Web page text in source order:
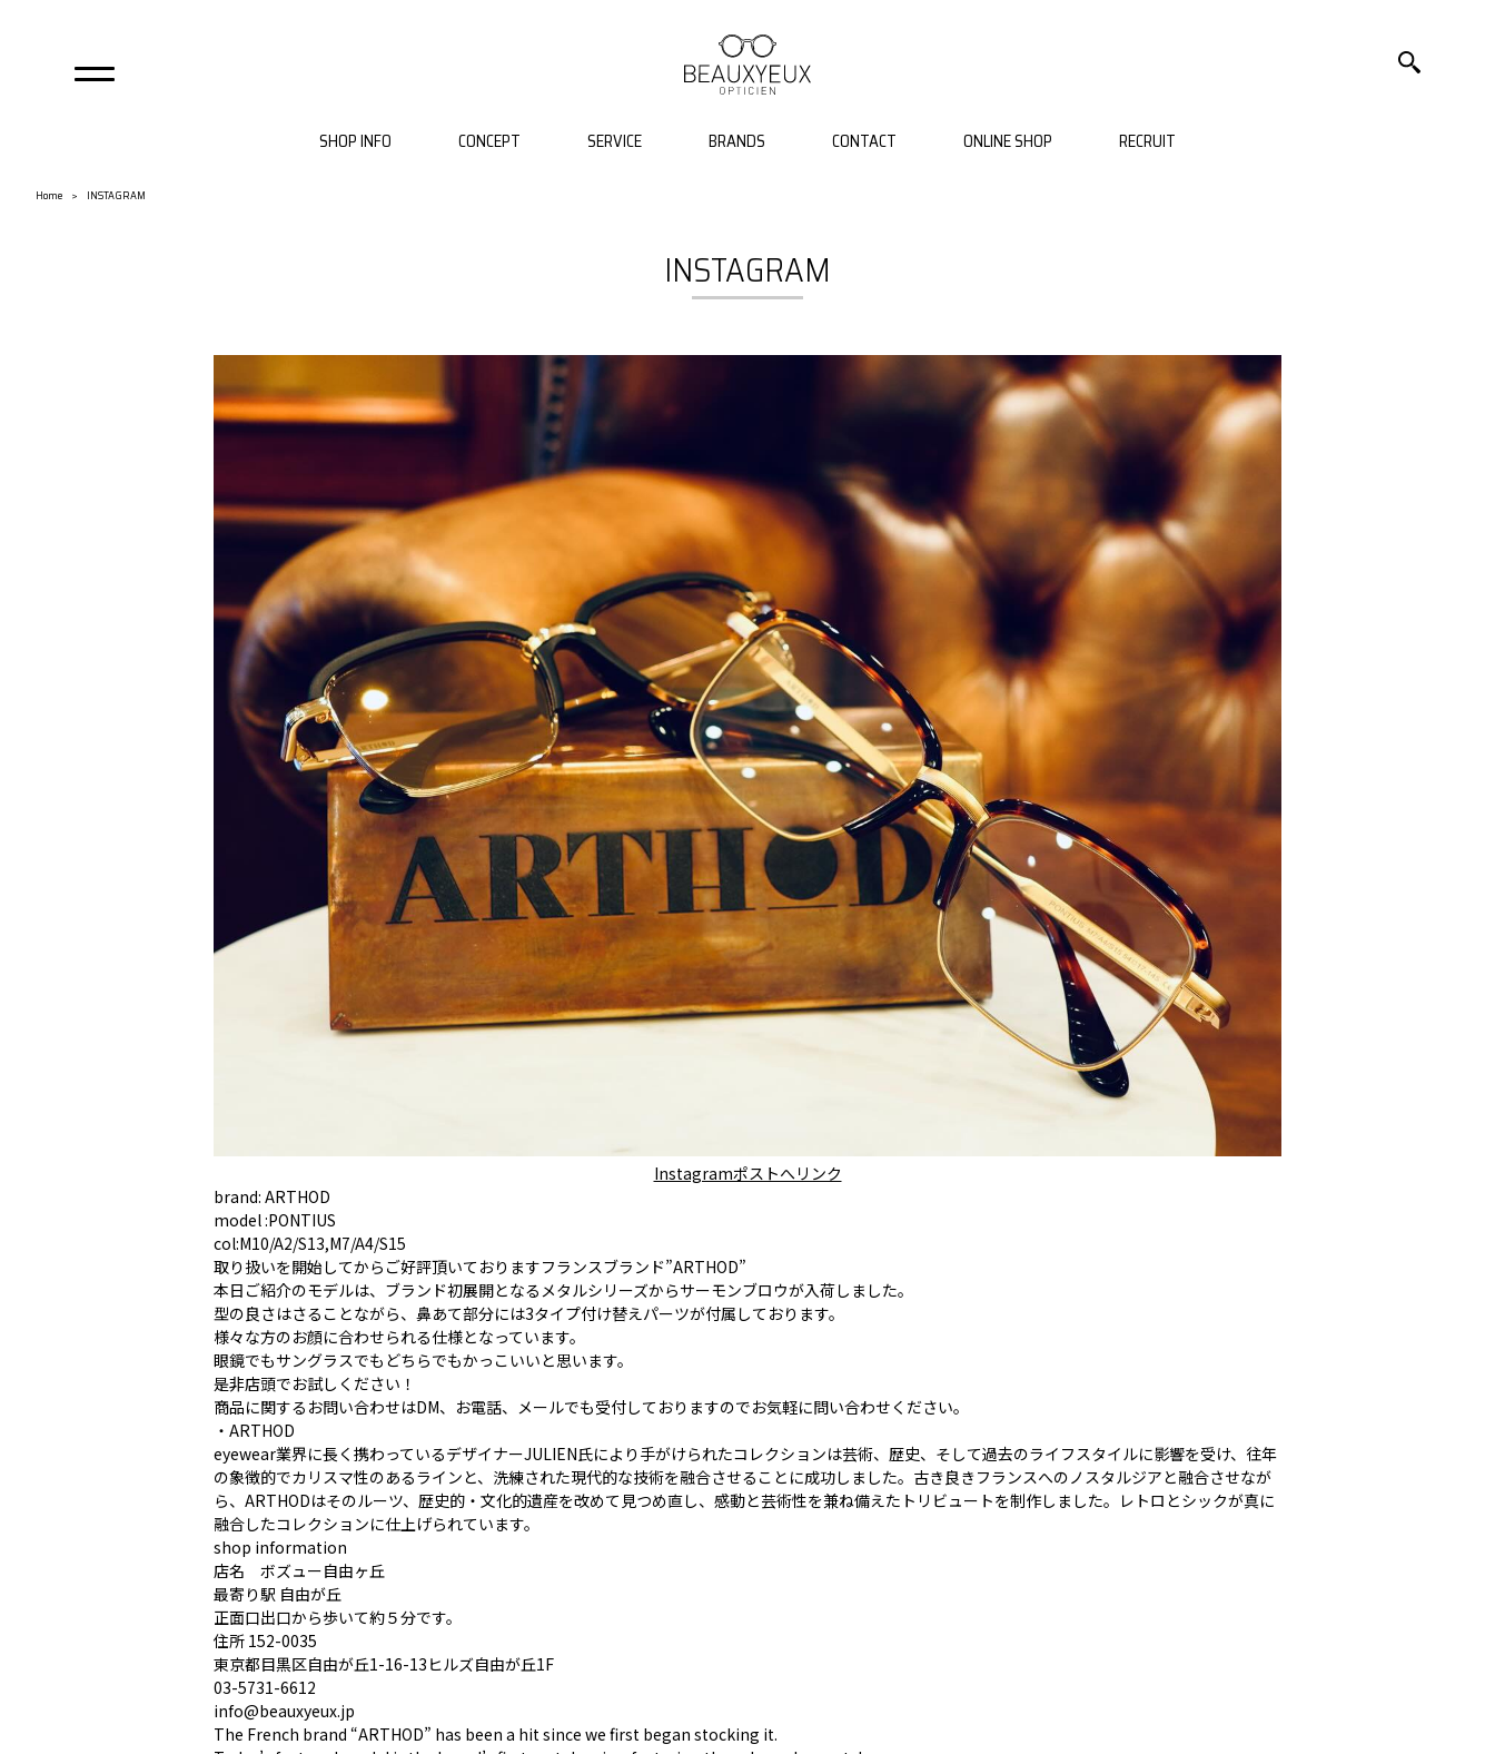
SHOP INFO CONCEPT SERVICE BRANDS CONTACT ONLINE SHOP RECRUIT
Home INSTAGRAM
INSTAGRAM
Instagramポストへリンク
brand: ARTHOD
model :PONTIUS
col:M10/A2/S13,M7/A4/S15
取り扱いを開始してからご好評頂いておりますフランスブランド”ARTHOD”
本日ご紹介のモデルは、ブランド初展開となるメタルシリーズからサーモンブロウが入荷しました。
型の良さはさることながら、鼻あて部分には3タイプ付け替えパーツが付属しております。
様々な方のお顔に合わせられる仕様となっています。
眼鏡でもサングラスでもどちらでもかっこいいと思います。
是非店頭でお試しください！
商品に関するお問い合わせはDM、お電話、メールでも受付しておりますのでお気軽に問い合わせください。
・ARTHOD
eyewear業界に長く携わっているデザイナーJULIEN氏により手がけられたコレクションは芸術、歴史、そして過去のライフスタイルに影響を受け、往年
の象徴的でカリスマ性のあるラインと、洗練された現代的な技術を融合させることに成功しました。古き良きフランスへのノスタルジアと融合させなが
ら、ARTHODはそのルーツ、歴史的・文化的遺産を改めて見つめ直し、感動と芸術性を兼ね備えたトリビュートを制作しました。レトロとシックが真に
融合したコレクションに仕上げられています。
︎shop information︎
店名 ボズュー自由ヶ丘
最寄り駅 自由が丘
正面口出口から歩いて約５分です。
住所 152-0035
東京都目黒区自由が丘1-16-13ヒルズ自由が丘1F
︎03-5731-6612
info@beauxyeux.jp
The French brand “ARTHOD” has been a hit since we first began stocking it.